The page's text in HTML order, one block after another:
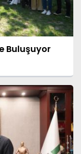
Buluşuyor